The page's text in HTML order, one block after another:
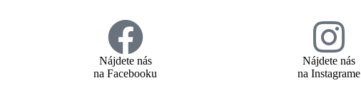
Nájdete nás
na Facebooku
Nájdete nás
na Instagrame